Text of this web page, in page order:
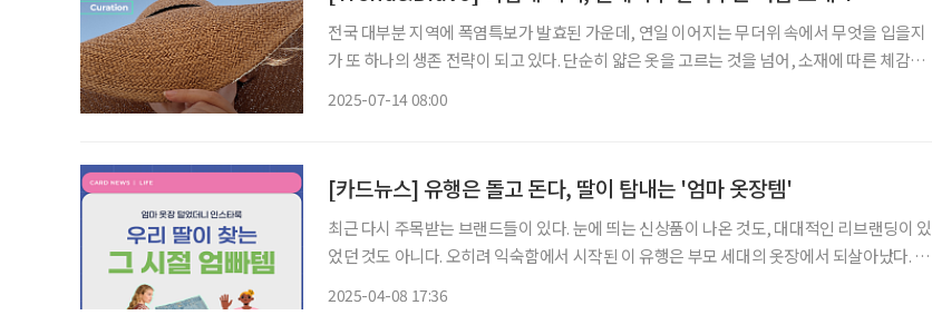
전국 대부분 지역에 폭염특보가 발효된 가운데, 연일 이어지는 무더위 속에서 무엇을 입을지
가 또 하나의 생존 전략이 되고 있다. 단순히 얇은 옷을 고르는 것을 넘어, 소재에 따른 체감온
2025-07-14 08:00
[카드뉴스] 유행은 돌고 돈다, 딸이 탐내는 '엄마 옷장템'
최근 다시 주목받는 브랜드들이 있다. 눈에 띄는 신상품이 나온 것도, 대대적인 리브랜딩이 있
었던 것도 아니다. 오히려 익숙함에서 시작된 이 유행은 부모 세대의 옷장에서 되살아났다. 엄
2025-04-08 17:36